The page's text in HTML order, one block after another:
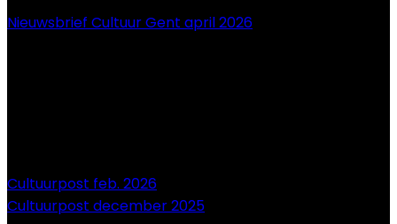
Nieuwsbrief Cultuur Gent april 2026
Cultuurpost feb. 2026
Cultuurpost december 2025